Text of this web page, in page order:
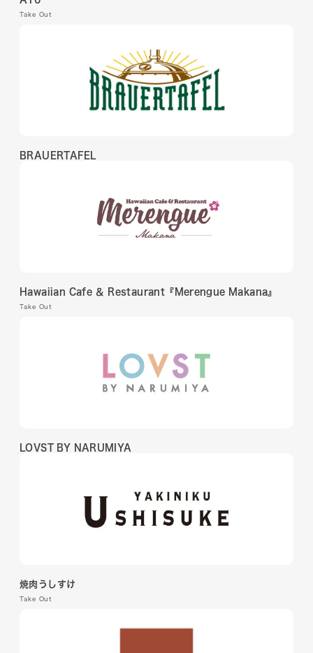
Take Out
BRAUERTAFEL
Hawaiian Cafe ＆ Restaurant『Merengue Makana』
Take Out
LOVST BY NARUMIYA
焼肉うしすけ
Take Out